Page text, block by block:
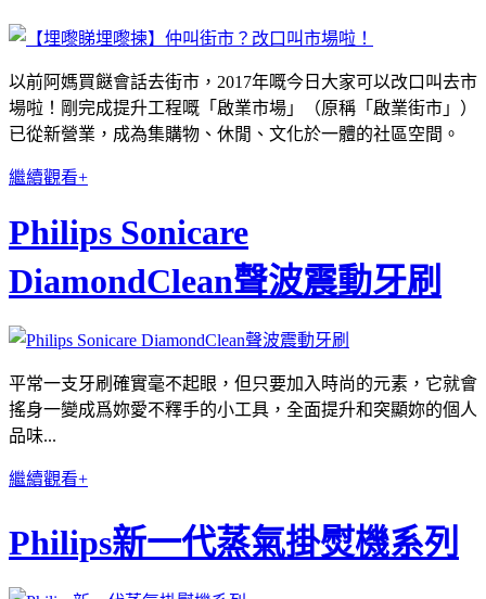
以前阿媽買餸會話去街市，2017年嘅今日大家可以改口叫去市
場啦！剛完成提升工程嘅「啟業市場」（原稱「啟業街市」）
已從新營業，成為集購物、休閒、 文化於一體的社區空間。
繼續觀看+
Philips Sonicare
DiamondClean聲波震動牙刷
平常一支牙刷確實毫不起眼，但只要加入時尚的元素，它就會
搖身一變成爲妳愛不釋手的小工具，全面提升和突顯妳的個人
品味...
繼續觀看+
Philips新一代蒸氣掛熨機系列